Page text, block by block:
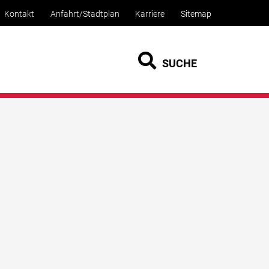
Kontakt Anfahrt/Stadtplan Karriere Sitemap
SUCHE